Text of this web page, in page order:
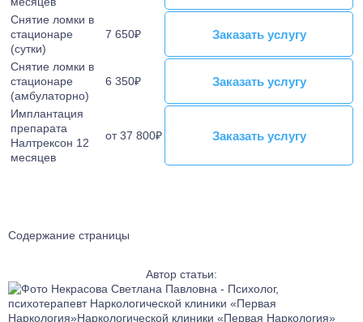
Снятие ломки в
стационаре
(сутки)
7 650₽ Заказать услугу
Заказать услугу
Снятие ломки в
стационаре
(амбулаторно)
6 350₽ Заказать услугу
Заказать услугу
Имплантация
препарата
Налтрексон 12
месяцев
от 37 800₽ Заказать услугу
Заказать услугу
Содержание страницы
Автор статьи: